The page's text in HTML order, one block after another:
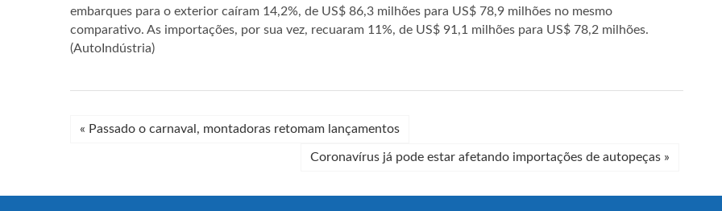
embarques para o exterior caíram 14,2%, de US$ 86,3 milhões para US$ 78,9 milhões no mesmo
comparativo. As importações, por sua vez, recuaram 11%, de US$ 91,1 milhões para US$ 78,2 milhões.
(AutoIndústria)
« Passado o carnaval, montadoras retomam lançamentos
Coronavírus já pode estar afetando importações de autopeças »